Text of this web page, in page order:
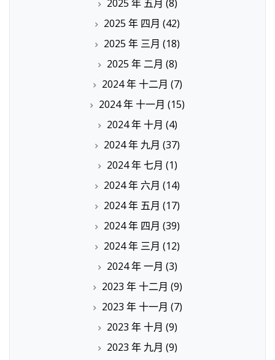
2025 年 五月 (8)
2025 年 四月 (42)
2025 年 三月 (18)
2025 年 二月 (8)
2024 年 十二月 (7)
2024 年 十一月 (15)
2024 年 十月 (4)
2024 年 九月 (37)
2024 年 七月 (1)
2024 年 六月 (14)
2024 年 五月 (17)
2024 年 四月 (39)
2024 年 三月 (12)
2024 年 一月 (3)
2023 年 十二月 (9)
2023 年 十一月 (7)
2023 年 十月 (9)
2023 年 九月 (9)